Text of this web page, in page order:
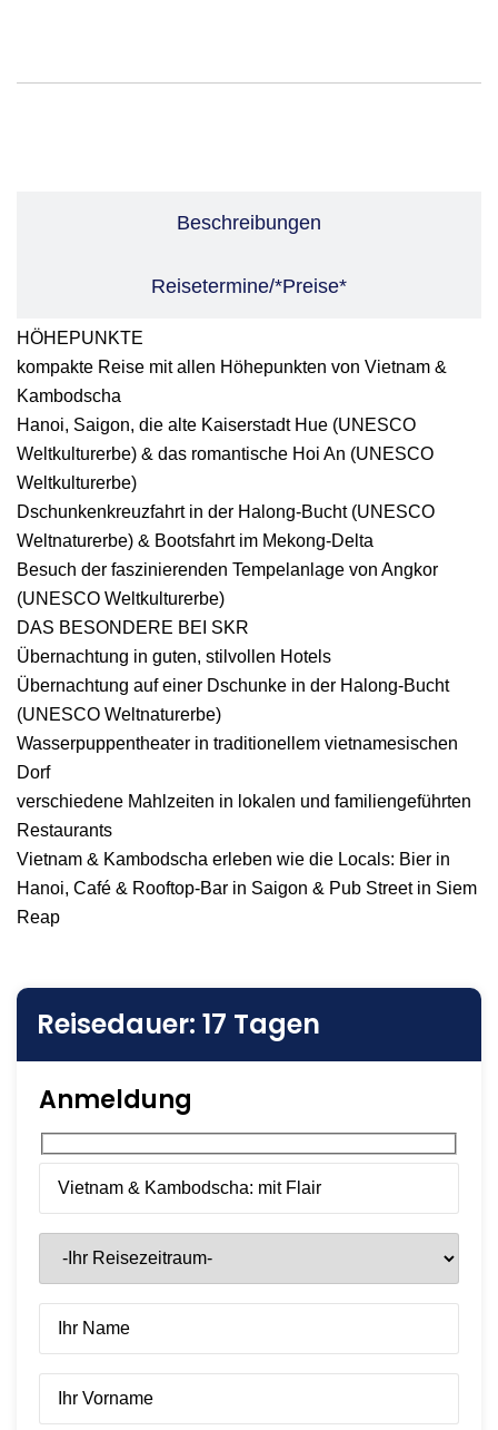
Beschreibungen
Reisetermine/*Preise*
HÖHEPUNKTE
kompakte Reise mit allen Höhepunkten von Vietnam &
Kambodscha
Hanoi, Saigon, die alte Kaiserstadt Hue (UNESCO
Weltkulturerbe) & das romantische Hoi An (UNESCO
Weltkulturerbe)
Dschunkenkreuzfahrt in der Halong-Bucht (UNESCO
Weltnaturerbe) & Bootsfahrt im Mekong-Delta
Besuch der faszinierenden Tempelanlage von Angkor
(UNESCO Weltkulturerbe)
DAS BESONDERE BEI SKR
Übernachtung in guten, stilvollen Hotels
Übernachtung auf einer Dschunke in der Halong-Bucht
(UNESCO Weltnaturerbe)
Wasserpuppentheater in traditionellem vietnamesischen
Dorf
verschiedene Mahlzeiten in lokalen und familiengeführten
Restaurants
Vietnam & Kambodscha erleben wie die Locals: Bier in
Hanoi, Café & Rooftop-Bar in Saigon & Pub Street in Siem
Reap
Reisedauer: 17 Tagen
Anmeldung